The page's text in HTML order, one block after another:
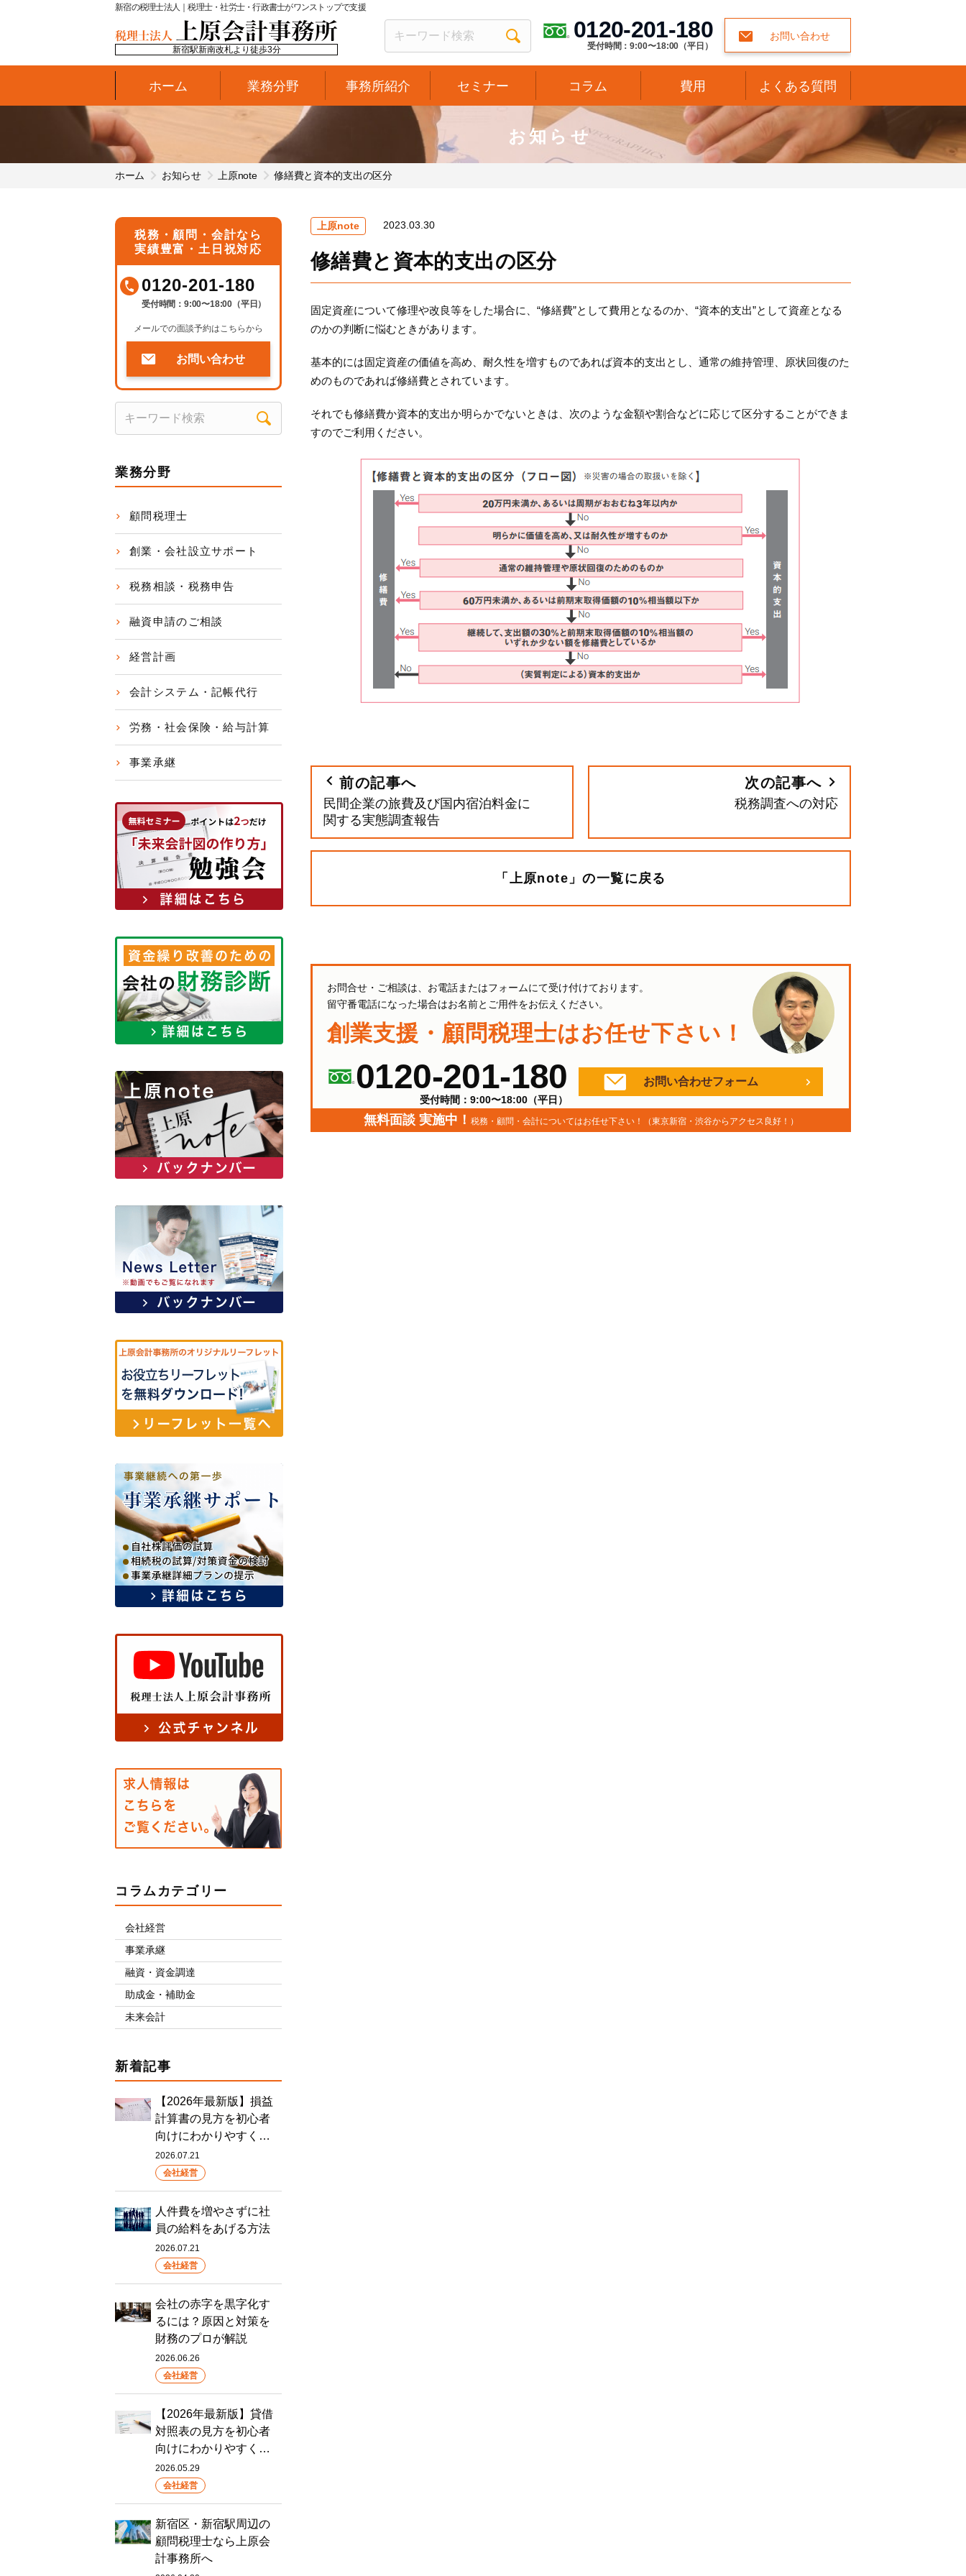
新宿の税理士法人｜税理士・社労士・行政書士がワンストップで支援
新宿駅新南改札より徒歩3分
0120-201-180
受付時間：9:00〜18:00（平日）
お問い合わせ
ホーム 業務分野 事務所紹介 セミナー コラム 費用 よくある質問
お知らせ
ホーム お知らせ 上原note 修繕費と資本的支出の区分
上原note 2023.03.30
修繕費と資本的支出の区分
固定資産について修理や改良等をした場合に、“修繕費”として費用となるのか、“資本的支出”として資産となる
のかの判断に悩むときがあります。
基本的には固定資産の価値を高め、耐久性を増すものであれば資本的支出とし、通常の維持管理、原状回復のた
めのものであれば修繕費とされています。
それでも修繕費か資本的支出か明らかでないときは、次のような金額や割合などに応じて区分することができま
すのでご利用ください。
前の記事へ
民間企業の旅費及び国内宿泊料金に
関する実態調査報告
次の記事へ
税務調査への対応
「上原note」の一覧に戻る
お問合せ・ご相談は、お電話またはフォームにて受け付けております。
留守番電話になった場合はお名前とご用件をお伝えください。
創業支援・顧問税理士はお任せ下さい！
0120-201-180
受付時間：9:00〜18:00（平日）
お問い合わせフォーム
無料面談 実施中！ 税務・顧問・会計についてはお任せ下さい！（東京新宿・渋谷からアクセス良好！）
税務・顧問・会計なら
実績豊富・土日祝対応
0120-201-180
受付時間：9:00〜18:00（平日）
メールでの面談予約はこちらから
お問い合わせ
業務分野
顧問税理士
創業・会社設立サポート
税務相談・税務申告
融資申請のご相談
経営計画
会計システム・記帳代行
労務・社会保険・給与計算
事業承継
コラムカテゴリー
会社経営
事業承継
融資・資金調達
助成金・補助金
未来会計
新着記事
【2026年最新版】損益
計算書の見方を初心者
向けにわかりやすく…
2026.07.21
会社経営
人件費を増やさずに社
員の給料をあげる方法
2026.07.21
会社経営
会社の赤字を黒字化す
るには？原因と対策を
財務のプロが解説
2026.06.26
会社経営
【2026年最新版】貸借
対照表の見方を初心者
向けにわかりやすく…
2026.05.29
会社経営
新宿区・新宿駅周辺の
顧問税理士なら上原会
計事務所へ